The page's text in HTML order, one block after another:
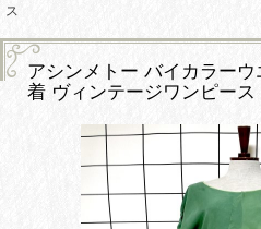
ス
アシンメトー バイカラー
着 ヴィンテージワンピース